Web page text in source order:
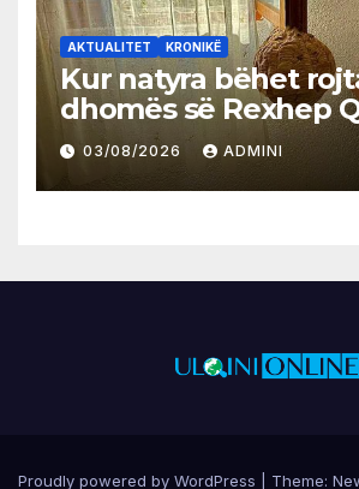
AKTUALITET KRONIKË
Kur natyra bëhet
dhomës së Rexhep
03/08/2026 ADMINI
Proudly powered by WordPress Theme: